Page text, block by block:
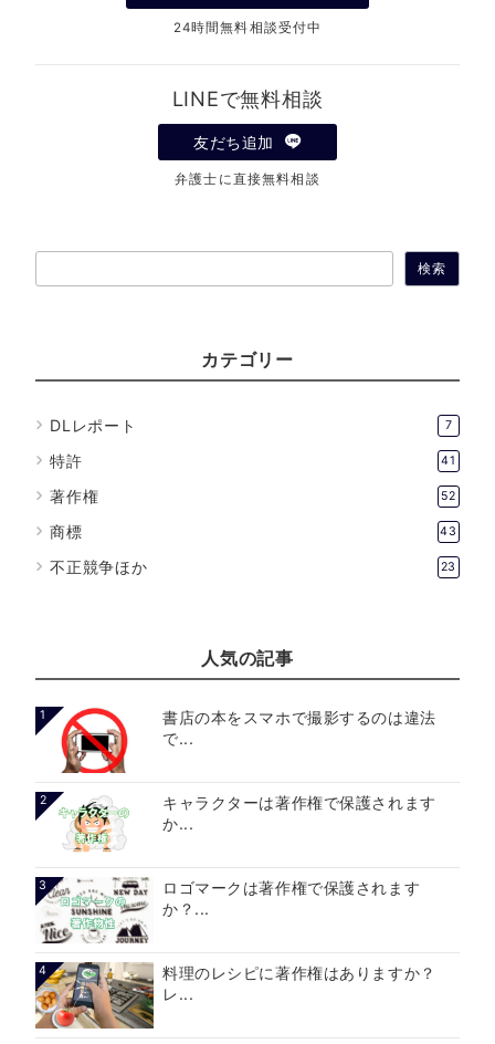
24時間無料相談受付中
LINEで無料相談
友だち追加
弁護士に直接無料相談
索
検索
カテゴリー
DLレポート 7
特許 41
著作権 52
商標 43
不正競争ほか 23
人気の記事
1
書店の本をスマホで撮影するのは違法
で...
2
キャラクターは著作権で保護されます
か...
3
ロゴマークは著作権で保護されます
か？...
4
料理のレシピに著作権はありますか？
レ...